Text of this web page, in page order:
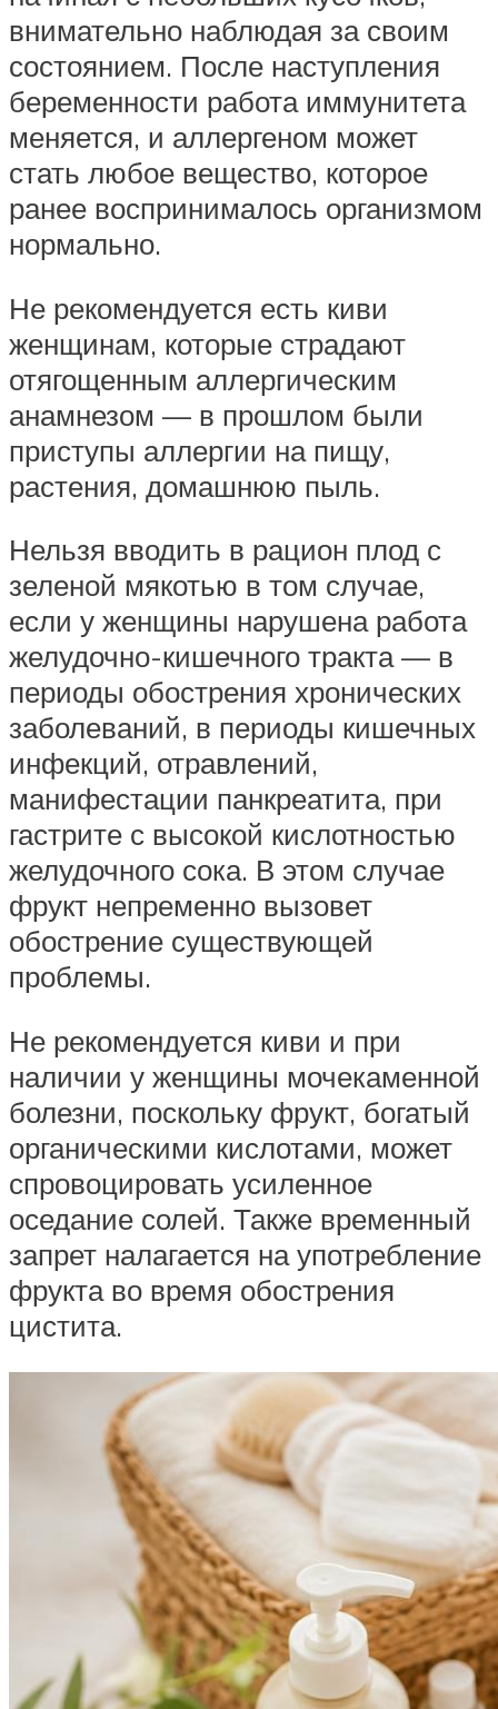
внимательно наблюдая за своим
состоянием. После наступления
беременности работа иммунитета
меняется, и аллергеном может
стать любое вещество, которое
ранее воспринималось организмом
нормально.
Не рекомендуется есть киви
женщинам, которые страдают
отягощенным аллергическим
анамнезом — в прошлом были
приступы аллергии на пищу,
растения, домашнюю пыль.
Нельзя вводить в рацион плод с
зеленой мякотью в том случае,
если у женщины нарушена работа
желудочно-кишечного тракта — в
периоды обострения хронических
заболеваний, в периоды кишечных
инфекций, отравлений,
манифестации панкреатита, при
гастрите с высокой кислотностью
желудочного сока. В этом случае
фрукт непременно вызовет
обострение существующей
проблемы.
Не рекомендуется киви и при
наличии у женщины мочекаменной
болезни, поскольку фрукт, богатый
органическими кислотами, может
спровоцировать усиленное
оседание солей. Также временный
запрет налагается на употребление
фрукта во время обострения
цистита.